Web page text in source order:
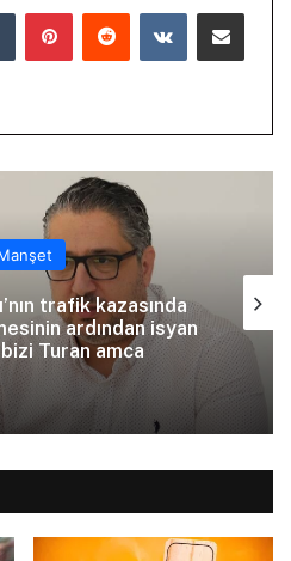
Tumblr PinterestReddit VKontakteE-Posta ile paylaş
trafik kazasında
ardından isyan
Turan amca